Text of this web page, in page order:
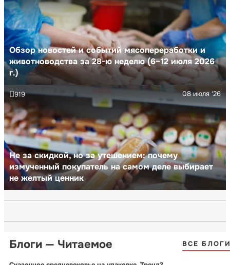
Обзор новостей и событий мясопереработки и
животноводства за 28-ю неделю (6–12 июля 2026
г.)
Не за скидкой, но за утешением: почему
измученный покупатель на самом деле выбирает
не желтый ценник
08 июля '26
919
Блоги — Читаемое ВСЕ